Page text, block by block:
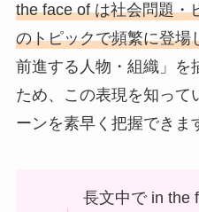
the face of は社会問題・
のトピックで頻繁に登場
前進する人物・組織」を
ため、この表現を知って
ーンを素早く把握できま
長文中で in the